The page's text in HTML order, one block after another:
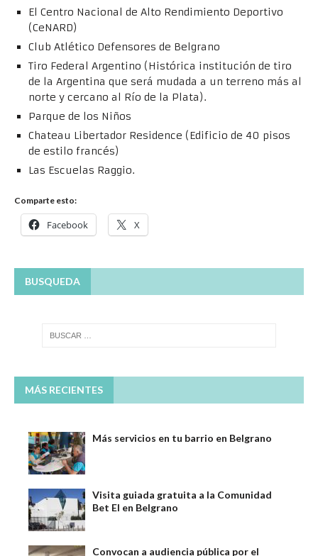
El Centro Nacional de Alto Rendimiento Deportivo
(CeNARD)
Club Atlético Defensores de Belgrano
Tiro Federal Argentino (Histórica institución de tiro
de la Argentina que será mudada a un terreno más al
norte y cercano al Río de la Plata).
Parque de los Niños
Chateau Libertador Residence (Edificio de 40 pisos
de estilo francés)
Las Escuelas Raggio.
Comparte esto:
Facebook X
BUSQUEDA
MÁS RECIENTES
Más servicios en tu barrio en Belgrano
Visita guiada gratuita a la Comunidad
Bet El en Belgrano
Convocan a audiencia pública por el